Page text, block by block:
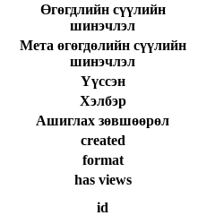
Өгөгдлийн сүүлийн
шинэчлэл
Мета өгөгдөлийн сүүлийн
шинэчлэл
Үүссэн
Хэлбэр
Ашиглах зөвшөөрөл
created
format
has views
id